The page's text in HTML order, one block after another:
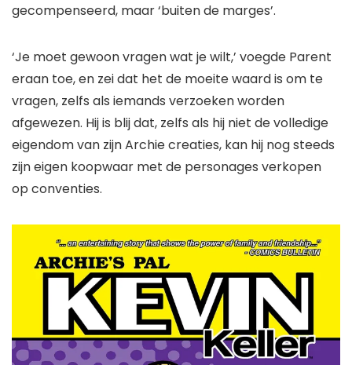
gecompenseerd, maar ‘buiten de marges’.
‘Je moet gewoon vragen wat je wilt,’ voegde Parent
eraan toe, en zei dat het de moeite waard is om te
vragen, zelfs als iemands verzoeken worden
afgewezen. Hij is blij dat, zelfs als hij niet de volledige
eigendom van zijnArchiecreaties, kan hij nog steeds
zijn eigen koopwaar met de personages verkopen
op conventies.